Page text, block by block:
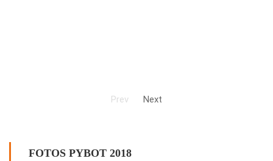
Prev Next
FOTOS PYBOT 2018